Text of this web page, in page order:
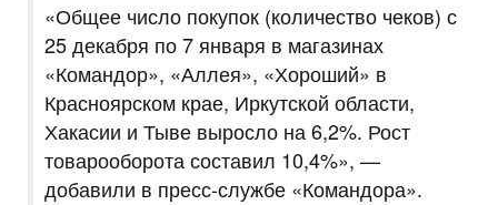
«Общее число покупок (количество чеков) с
25 декабря по 7 января в магазинах
«Командор», «Аллея», «Хороший» в
Красноярском крае, Иркутской области,
Хакасии и Тыве выросло на 6,2%. Рост
товарооборота составил 10,4%», —
добавили в пресс-службе «Командора».